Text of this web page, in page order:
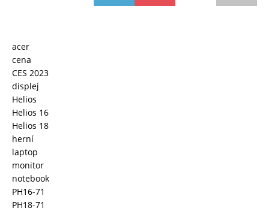
acer
cena
CES 2023
displej
Helios
Helios 16
Helios 18
herní
laptop
monitor
notebook
PH16-71
PH18-71